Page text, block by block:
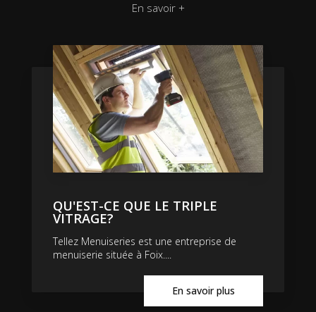
En savoir +
QU'EST-CE QUE LE TRIPLE
VITRAGE?
Tellez Menuiseries est une entreprise de
menuiserie située à Foix....
En savoir plus